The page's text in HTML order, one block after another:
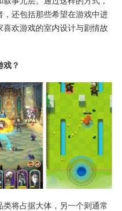
还包括那些希望在游戏中进
欢游戏的室内设计与剧情故
戏？
将占据大体，另一个则通常